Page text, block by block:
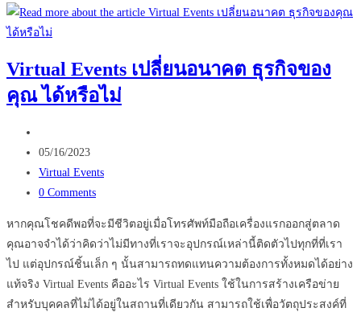
รู้จัก
พลาด
การ
ธุรกิจ
อสัง
หา
Virtual Events เปลี่ยนอนาคต ธุรกิจของ
คุณ ได้หรือไม่
author:
Post
published:
05/16/2023
Post
category:
Virtual Events
Post
0 Comments
หากคุณโชคดีพอที่จะมีชีวิตอยู่เมื่อโทรศัพท์มือถือเครื่องแรกออกสู่ตลาด
คุณอาจจำได้ว่าคิดว่าไม่มีทางที่เราจะอุปกรณ์เหล่านี้ติดตัวไปทุกที่ที่เรา
ไป แต่อุปกรณ์ชิ้นเล็ก ๆ นั้นสามารถทดแทนความต้องการทั้งหมดได้อย่าง
แท้จริง Virtual Events คืออะไร Virtual Events ใช้ในการสร้างเครือข่าย
สำหรับบุคคลที่ไม่ได้อยู่ในสถานที่เดียวกัน สามารถใช้เพื่อวัตถุประสงค์ที่